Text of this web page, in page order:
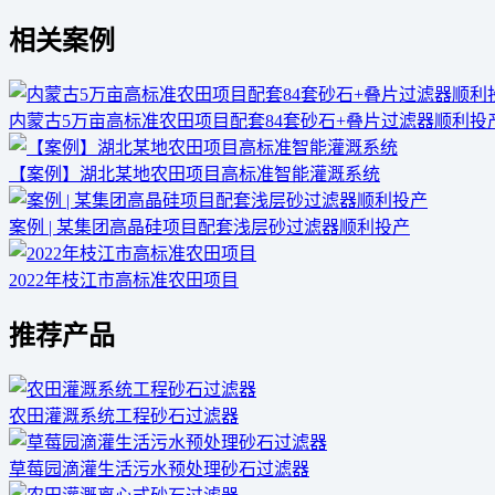
相关案例
内蒙古5万亩高标准农田项目配套84套砂石+叠片过滤器顺利投
【案例】湖北某地农田项目高标准智能灌溉系统
案例 | 某集团高晶硅项目配套浅层砂过滤器顺利投产
2022年枝江市高标准农田项目
推荐产品
农田灌溉系统工程砂石过滤器
草莓园滴灌生活污水预处理砂石过滤器